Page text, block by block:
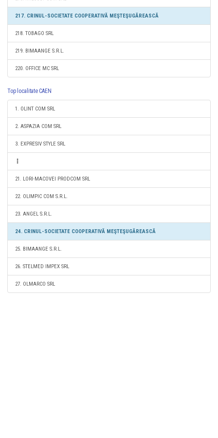
217. CRINUL-SOCIETATE COOPERATIVĂ MEŞTEŞUGĂREASCĂ
218. TOBAGO SRL
219. BIMAANGE S.R.L.
220. OFFICE MC SRL
Top localitate CAEN
1. OLINT COM SRL
2. ASPAZIA COM SRL
3. EXPRESIV STYLE SRL
21. LORI-MACOVEI PRODCOM SRL
22. OLIMPIC COM S.R.L.
23. ANGEL S.R.L.
24. CRINUL-SOCIETATE COOPERATIVĂ MEŞTEŞUGĂREASCĂ
25. BIMAANGE S.R.L.
26. STELMED IMPEX SRL
27. OLMARCO SRL